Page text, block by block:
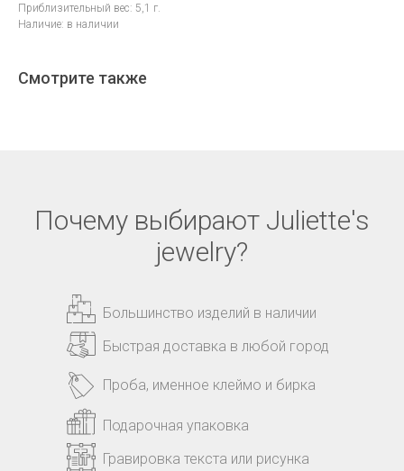
Приблизительный вес: 5,1 г.
Наличие: в наличии
Смотрите также
Почему выбирают Juliette's
jewelry?
Большинство изделий в наличии
Быстрая доставка в любой город
Подарочная упаковка
Гравировка текста или рисунка
Проба, именное клеймо и бирка